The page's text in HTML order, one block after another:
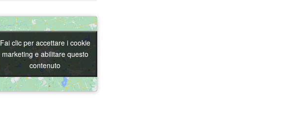
Fai clic per accettare i cookie
marketing e abilitare questo
contenuto
Fai clic per accettare i cookie
marketing e abilitare questo
contenuto